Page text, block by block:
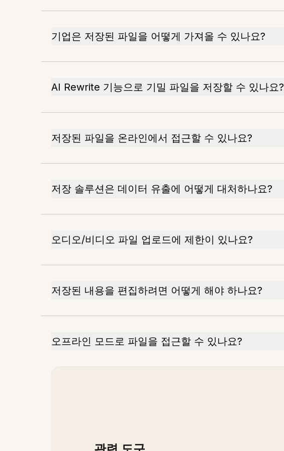
기업은 저장된 파일을 어떻게 가져올 수 있나요?
AI Rewrite 기능으로 기밀 파일을 저장할 수 있나요?
저장된 파일을 온라인에서 접근할 수 있나요?
저장 솔루션은 데이터 유출에 어떻게 대처하나요?
오디오/비디오 파일 업로드에 제한이 있나요?
저장된 내용을 편집하려면 어떻게 해야 하나요?
오프라인 모드로 파일을 접근할 수 있나요?